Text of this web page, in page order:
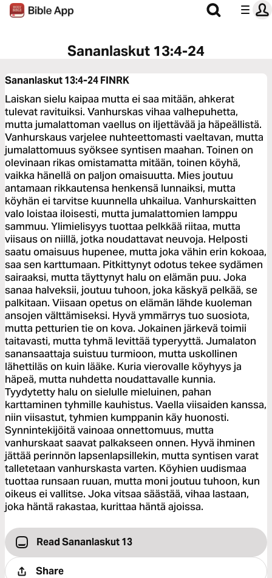
Sananlaskut 13:4-24
Sananlaskut 13:4-24FINRK
Laiskan sielu kaipaa mutta ei saa mitään, ahkerat
tulevat ravituiksi. Vanhurskas vihaa valhepuhetta,
mutta jumalattoman vaellus on iljettävää ja häpeällistä.
Vanhurskaus varjelee nuhteettomasti vaeltavan, mutta
jumalattomuus syöksee syntisen maahan. Toinen on
olevinaan rikas omistamatta mitään, toinen köyhä,
vaikka hänellä on paljon omaisuutta. Mies joutuu
antamaan rikkautensa henkensä lunnaiksi, mutta
köyhän ei tarvitse kuunnella uhkailua. Vanhurskaitten
valo loistaa iloisesti, mutta jumalattomien lamppu
sammuu. Ylimielisyys tuottaa pelkkää riitaa, mutta
viisaus on niillä, jotka noudattavat neuvoja. Helposti
saatu omaisuus hupenee, mutta joka vähin erin kokoaa,
saa sen karttumaan. Pitkittynyt odotus tekee sydämen
sairaaksi, mutta täyttynyt halu on elämän puu. Joka
sanaa halveksii, joutuu tuhoon, joka käskyä pelkää, se
palkitaan. Viisaan opetus on elämän lähde kuoleman
ansojen välttämiseksi. Hyvä ymmärrys tuo suosiota,
mutta petturien tie on kova. Jokainen järkevä toimii
taitavasti, mutta tyhmä levittää typeryyttä. Jumalaton
sanansaattaja suistuu turmioon, mutta uskollinen
lähettiläs on kuin lääke. Kuria vierovalle köyhyys ja
häpeä, mutta nuhdetta noudattavalle kunnia.
Tyydytetty halu on sielulle mieluinen, pahan
karttaminen tyhmille kauhistus. Vaella viisaiden kanssa,
niin viisastut, tyhmien kumppanin käy huonosti.
Synnintekijöitä vainoaa onnettomuus, mutta
vanhurskaat saavat palkakseen onnen. Hyvä ihminen
jättää perinnön lapsenlapsillekin, mutta syntisen varat
talletetaan vanhurskasta varten. Köyhien uudismaa
tuottaa runsaan ruuan, mutta moni joutuu tuhoon, kun
oikeus ei vallitse. Joka vitsaa säästää, vihaa lastaan,
joka häntä rakastaa, kurittaa häntä ajoissa.
Read Sananlaskut 13
Share